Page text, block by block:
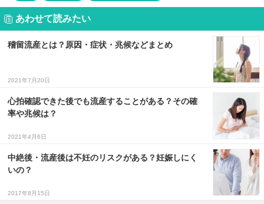
あわせて読みたい
稽留流産とは？原因・症状・兆候などまとめ
2021年7月20日
心拍確認できた後でも流産することがある？その確
率や兆候は？
2021年4月6日
中絶後・流産後は不妊のリスクがある？妊娠しにく
いの？
2017年8月15日